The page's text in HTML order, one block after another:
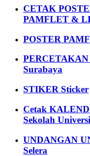
CETAK
PAMFLET &
POSTER
Surabaya
STIKER Sticker
Cetak
Sekolah
UNDANGAN
Selera